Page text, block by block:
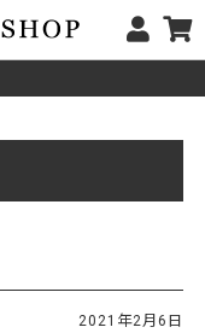
2021年2月6日